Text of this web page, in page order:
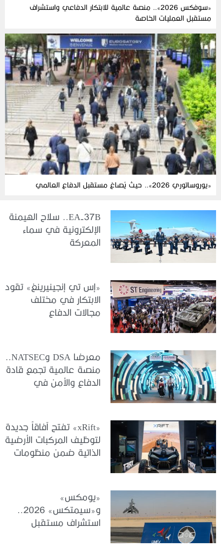
«سوفكس 2026».. منصة عالمية للابتكار الدفاعي واستشراف
مستقبل العمليات الخاصة
«يوروساتوري 2026».. حيث يُصاغ مستقبل الدفاع العالمي
EA-37B.. سلاح الهيمنة
الإلكترونية في سماء
المعركة
«إس تي إنجينيرينغ» تقود
الابتكار في مختلف
مجالات الدفاع
منصة عالمية تجمع قادة
الدفاع والأمن في
«xRift» تفتح آفاقاً جديدة
لتوظيف المركبات الأرضية
الذاتية ضمن منظومات
«يومكس»
استشراف مستقبل